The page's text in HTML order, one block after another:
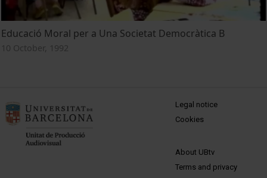
Educació Moral per a Una Societat Democràtica B
10 October, 1992
MENÚ PEU 1
Legal notice
Cookies
PEU 2
About UBtv
Terms and privacy